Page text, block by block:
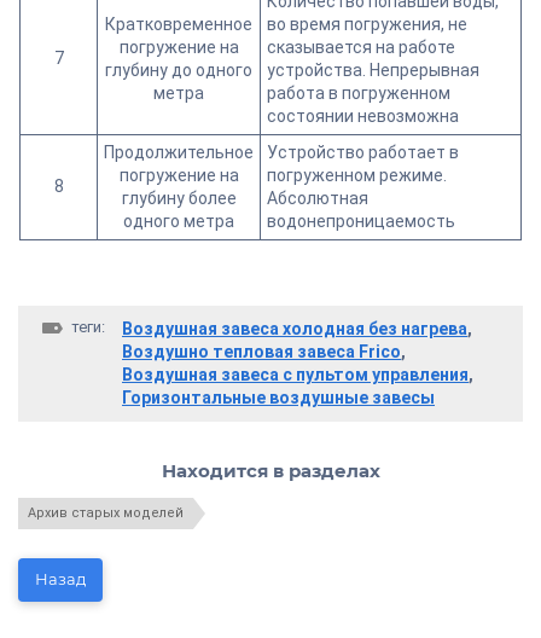
7
Кратковременное
погружение на
глубину до одного
метра
во время погружения, не
сказывается на работе
устройства. Непрерывная
работа в погруженном
состоянии невозможна
8
Продолжительное
погружение на
глубину более
одного метра
Устройство работает в
погруженном режиме.
Абсолютная
водонепроницаемость
теги: Воздушная завеса холодная без нагрева,
Воздушно тепловая завеса Frico,
Воздушная завеса с пультом управления,
Горизонтальные воздушные завесы
Находится в разделах
Архив старых моделей
Назад